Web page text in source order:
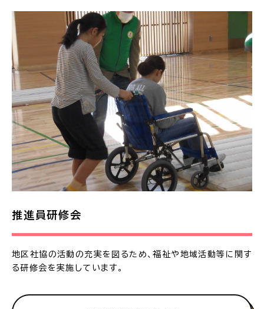
推進員研修会
地区社協の活動の充実を図るため、福祉や地域活動等に関す
る研修会を実施しています。